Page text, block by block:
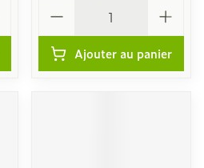
Ajouter au panier